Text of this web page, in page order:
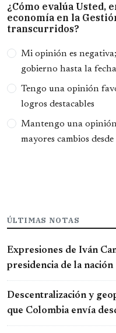
¿Cómo evalúa Usted,
economía en la
transcurridos?
Opciones
Mi opinión es
gobierno hasta la
Tengo una opinión
logros destacables
Mantengo una
mayores cambios
ÚLTIMAS NOTAS
Expresiones de Iván
presidencia de la nación
Descentralización y
que Colombia envía